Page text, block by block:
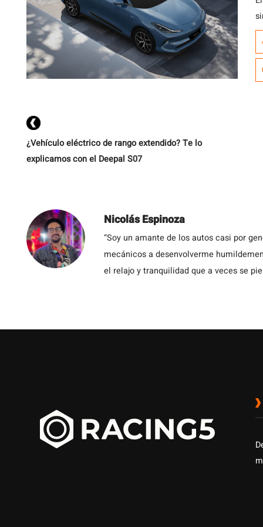
¿Vehículo eléctrico de rango extendido? Te lo
explicamos con el Deepal S07
Nicolás Espinoza
“Soy un amante de los autos casi por
mecánicos a desenvolverme
el relajo y tranquilidad que a veces se